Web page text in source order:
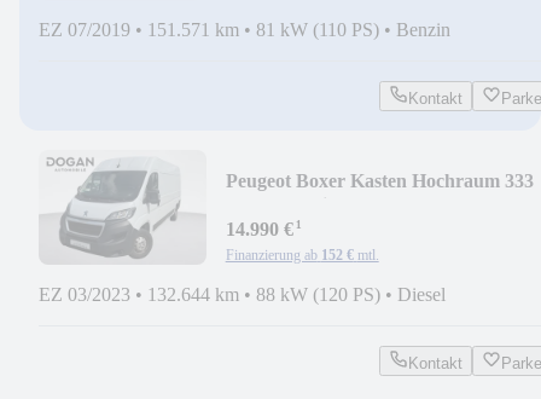
EZ 07/2019 • 151.571 km • 81 kW (110 PS) • Benzin
Kontakt
Peugeot Boxer Kasten Hochraum 333
14.990 €¹
Finanzierung ab 152 € mtl.
EZ 03/2023 • 132.644 km • 88 kW (120 PS) • Diesel
Kontakt